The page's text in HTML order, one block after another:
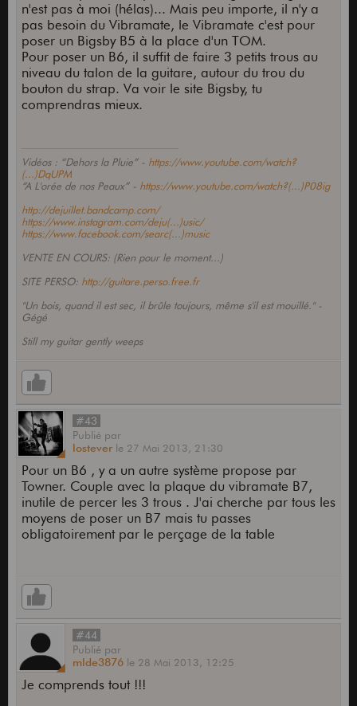
n'est pas à moi (hélas)... Mais peu importe, il n'y a
pas besoin du Vibramate, le Vibramate c'est pour
poser un Bigsby B5 à la place d'un TOM.
Pour poser un B6, il suffit de faire 3 petits trous au
niveau du talon de la guitare, autour du trou du
bouton du strap. Va voir le site Bigsby, tu
comprendras mieux.
Vidéos : “Dehors la Pluie” - https://www.youtube.com/watch?
(...)DqUPM
“A L'orée de nos Peaux” - https://www.youtube.com/watch?(...)P08ig
http://dejuillet.bandcamp.com/
https://www.instagram.com/deju(...)usic/
https://www.facebook.com/searc(...)music
VENTE EN COURS: (Rien pour le moment...)
SITE PERSO: http://guitare.perso.free.fr
"Un bois, quand il est sec, il brûle toujours, même s'il est mouillé." -
Gégé
Still my guitar gently weeps
#43
Publié par
lostever le 27 Mai 2013, 21:30
Pour un B6 , y a un autre système propose par
Towner. Couple avec la plaque du vibramate B7,
inutile de percer les 3 trous . J'ai cherche par tous les
moyens de poser un B7 mais tu passes
obligatoirement par le perçage de la table
#44
Publié par
mlde3876 le 28 Mai 2013, 12:25
Je comprends tout !!!